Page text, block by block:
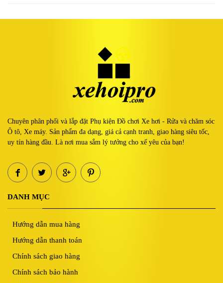
Chuyên phân phối và lắp đặt Phụ kiện Đồ chơi Xe hơi - Rửa và chăm sóc
Ô tô, Xe máy. Sản phẩm đa dạng, giá cả cạnh tranh, giao hàng siêu tốc,
uy tín hàng đầu. Là nơi mua sắm lý tưởng cho xế yêu của bạn!
DANH MỤC
Hướng dẫn mua hàng
Hướng dẫn thanh toán
Chính sách giao hàng
Chính sách bảo hành